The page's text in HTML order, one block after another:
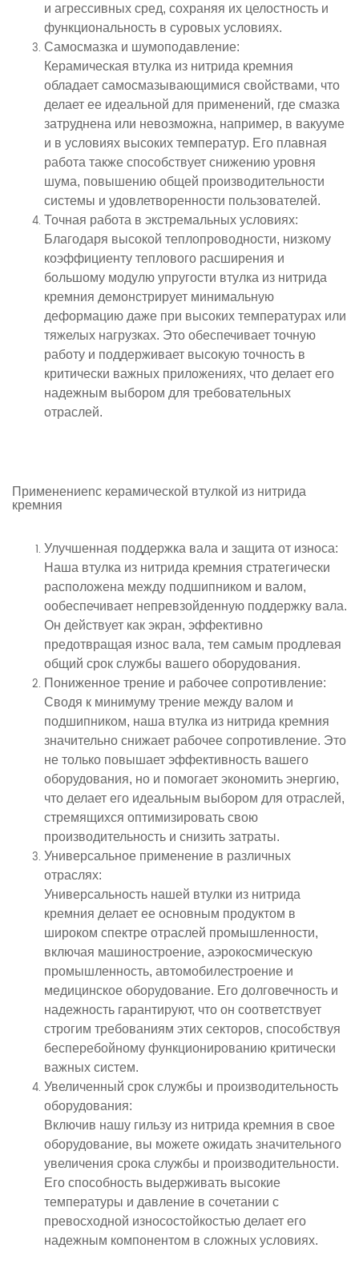
и агрессивных сред, сохраняя их целостность и
функциональность в суровых условиях.
Самосмазка и шумоподавление:
Керамическая втулка из нитрида кремния
обладает самосмазывающимися свойствами, что
делает ее идеальной для применений, где смазка
затруднена или невозможна, например, в вакууме
и в условиях высоких температур. Его плавная
работа также способствует снижению уровня
шума, повышению общей производительности
системы и удовлетворенности пользователей.
Точная работа в экстремальных условиях:
Благодаря высокой теплопроводности, низкому
коэффициенту теплового расширения и
большому модулю упругости втулка из нитрида
кремния демонстрирует минимальную
деформацию даже при высоких температурах или
тяжелых нагрузках. Это обеспечивает точную
работу и поддерживает высокую точность в
критически важных приложениях, что делает его
надежным выбором для требовательных
отраслей.
Применениеnс керамической втулкой из нитрида
кремния
Улучшенная поддержка вала и защита от износа:
Наша втулка из нитрида кремния стратегически
расположена между подшипником и валом,
oобеспечивает непревзойденную поддержку вала.
Он действует как экран, эффективно
предотвращая износ вала, тем самым продлевая
общий срок службы вашего оборудования.
Пониженное трение и рабочее сопротивление:
Сводя к минимуму трение между валом и
подшипником, наша втулка из нитрида кремния
значительно снижает рабочее сопротивление. Это
не только повышает эффективность вашего
оборудования, но и помогает экономить энергию,
что делает его идеальным выбором для отраслей,
стремящихся оптимизировать свою
производительность и снизить затраты.
Универсальное применение в различных
отраслях:
Универсальность нашей втулки из нитрида
кремния делает ее основным продуктом в
широком спектре отраслей промышленности,
включая машиностроение, аэрокосмическую
промышленность, автомобилестроение и
медицинское оборудование. Его долговечность и
надежность гарантируют, что он соответствует
строгим требованиям этих секторов, способствуя
бесперебойному функционированию критически
важных систем.
Увеличенный срок службы и производительность
оборудования:
Включив нашу гильзу из нитрида кремния в свое
оборудование, вы можете ожидать значительного
увеличения срока службы и производительности.
Его способность выдерживать высокие
температуры и давление в сочетании с
превосходной износостойкостью делает его
надежным компонентом в сложных условиях.